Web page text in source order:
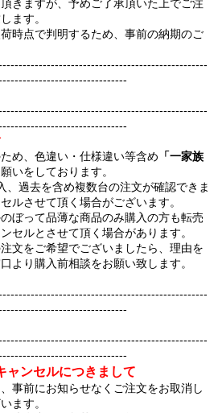
きますが、予めご了承頂いた上でご注
ます。
時点で判明するため、事前の納期のご
め、色違い・仕様違い等含め 「一家族
いをしております。
、過去を含め複数台の注文が確認できま
ルさせて頂く場合がございます。
ぼって品薄な商品のみ購入の方も転売
セルとさせて頂く場合があります。
文をご希望でございましたら、理由を
より購入前相談をお願い致します。
ンセルにつきまして
事前にお知らせなくご注文をお取消し
ます。